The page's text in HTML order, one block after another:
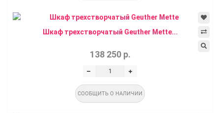
Шкаф трехстворчатый Geuther Mette...
138 250 р.
СООБЩИТЬ О НАЛИЧИИ